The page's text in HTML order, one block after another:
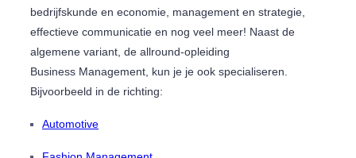
bedrijfskunde en economie, management en strategie,
effectieve communicatie en nog veel meer! Naast de
algemene variant, de allround-opleiding
Business Management, kun je je ook specialiseren.
Bijvoorbeeld in de richting:
Automotive